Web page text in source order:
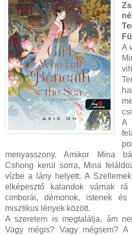
A
A
menyasszony. Amikor Mina
Cshong kerül sorra, Mina
vízbe a lány helyett. A
elképesztő kalandok várnak
cimborái, démonok, istenek
misztikus lények között.
A szerelem is megtalálja, ám
Vagy mégis? Vagy mégsem?